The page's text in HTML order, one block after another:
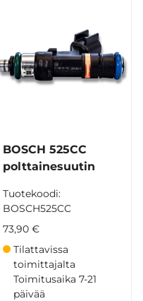
BOSCH 525CC
polttainesuutin
Tuotekoodi:
BOSCH525CC
73,90 €
Tilattavissa
toimittajalta
Toimitusaika 7-21
päivää